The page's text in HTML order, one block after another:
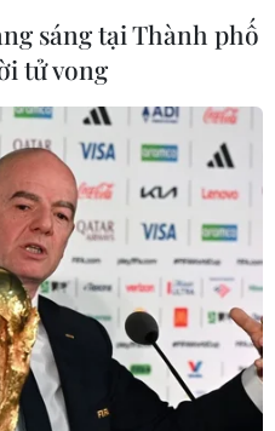
sạch
#Công nghệ xanh
Quốc
sáng tại Thành phố
tử vong